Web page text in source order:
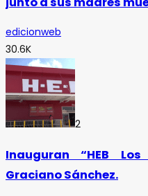
edicionweb
30.6K
2
Inauguran “HEB
Graciano Sánchez.